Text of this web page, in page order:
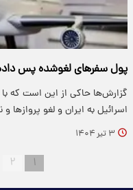
پول سفرهای لغوشده پس
گزارش‌ها حاکی از این است که
اسرائیل به ایران و لغو پروازها
۳ تیر ۱۴۰۴
۱ ۲